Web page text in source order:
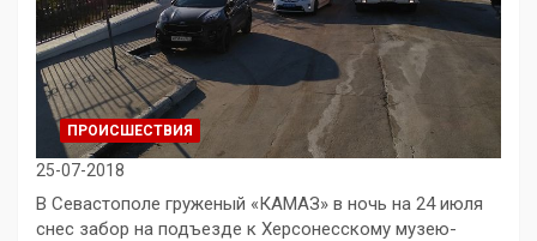
ПРОИСШЕСТВИЯ
25-07-2018
В Севастополе груженый «КАМАЗ» в ночь на 24 июля
снес забор на подъезде к Херсонесскому музею-